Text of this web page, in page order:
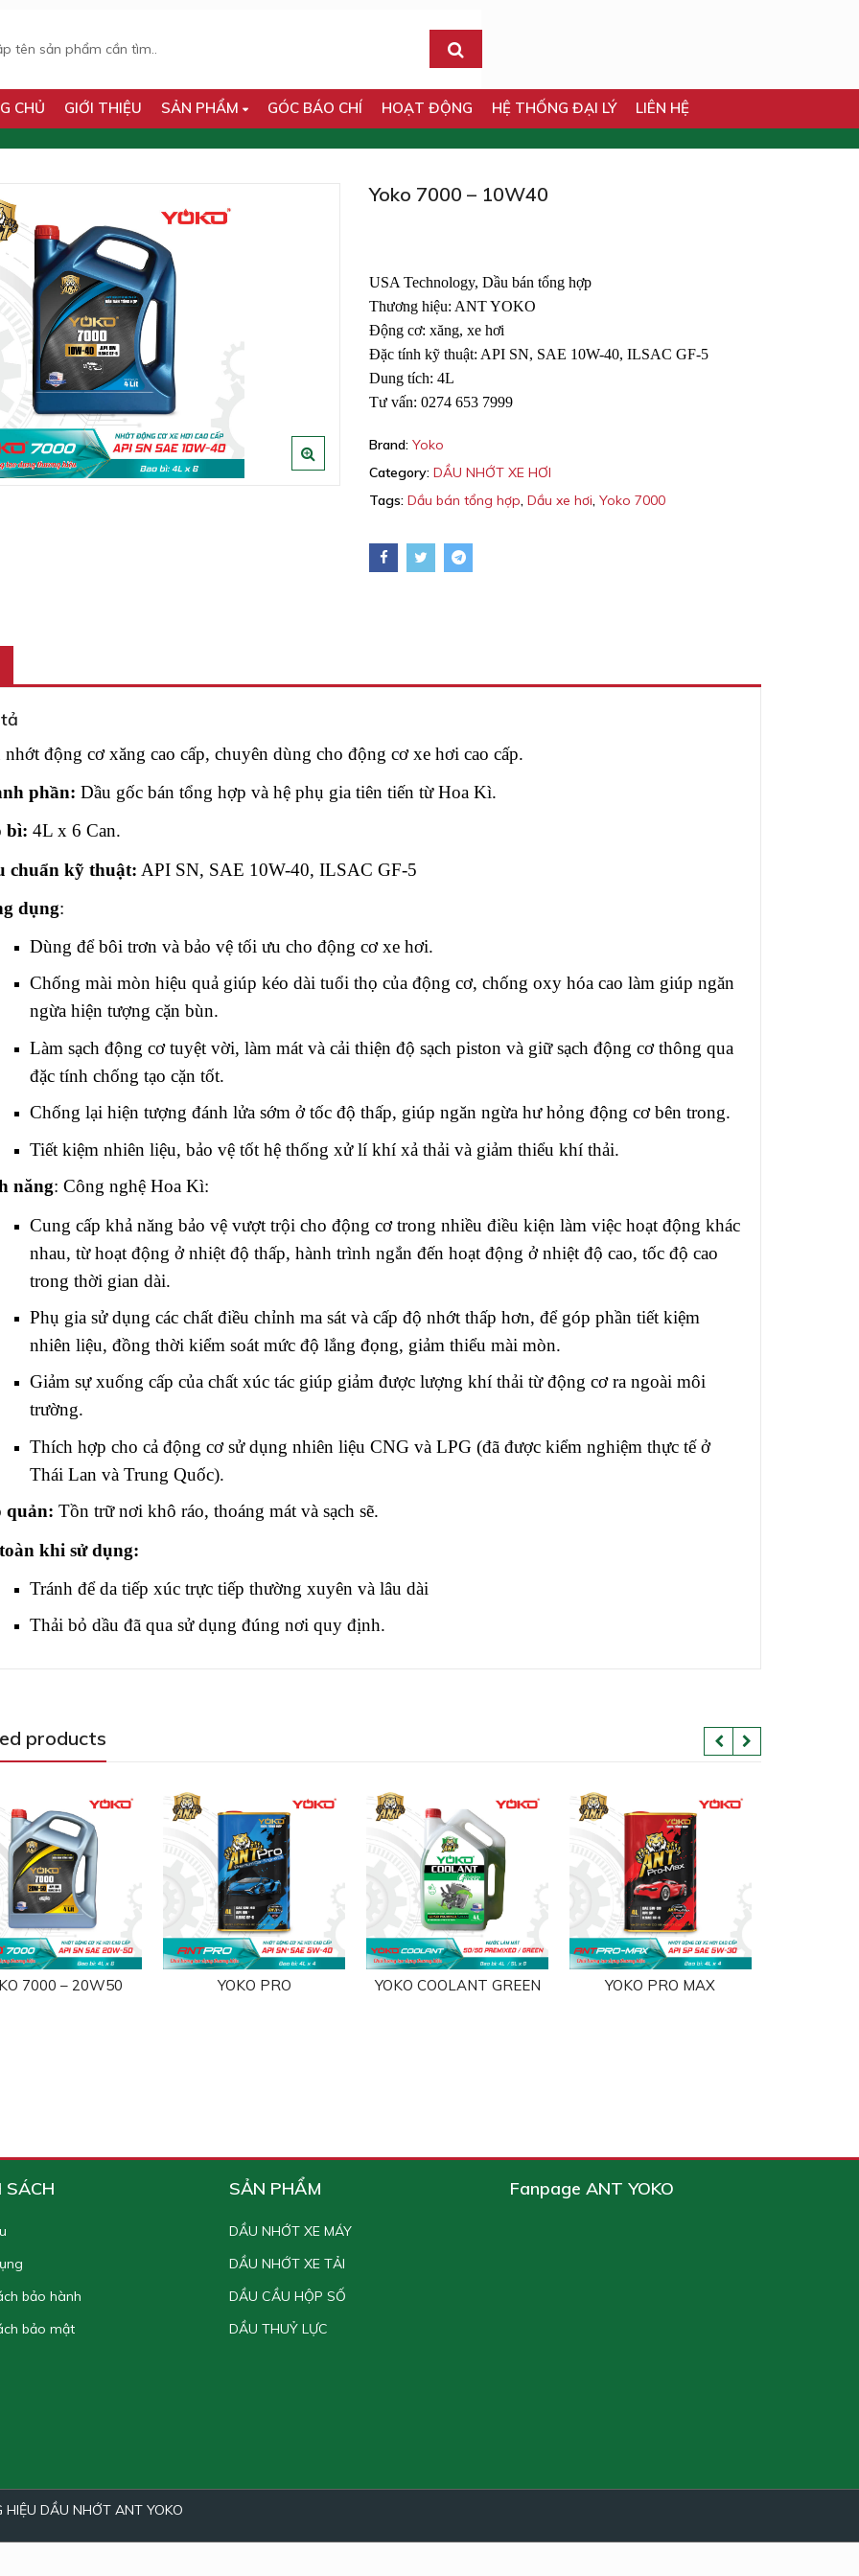
CHỦ GIỚI THIỆU SẢN PHẨM GÓC BÁO CHÍ HOẠT ĐỘNG HỆ THỐNG ĐẠI LÝ LIÊN HỆ
Yoko 7000 – 10W40
USA Technology, Dầu bán tổng hợp
Thương hiệu: ANT YOKO
Động cơ: xăng, xe hơi
Đặc tính kỹ thuật: API SN, SAE 10W-40, ILSAC GF-5
Dung tích: 4L
Tư vấn: 0274 653 7999
Brand:Yoko
Category:DẦU NHỚT XE HƠI
Tags:Dầu bán tổng hợp,Dầu xe hơi,Yoko 7000
nhớt động cơ xăng cao cấp, chuyên dùng cho động cơ xe hơi cao cấp.
phần: Dầu gốc bán tổng hợp và hệ phụ gia tiên tiến từ Hoa Kì.
bì: 4L x 6 Can.
chuẩn kỹ thuật: API SN, SAE 10W-40, ILSAC GF-5
dụng:
Dùng để bôi trơn và bảo vệ tối ưu cho động cơ xe hơi.
Chống mài mòn hiệu quả giúp kéo dài tuổi thọ của động cơ, chống oxy hóa cao làm giúp ngăn
ngừa hiện tượng cặn bùn.
Làm sạch động cơ tuyệt vời, làm mát và cải thiện độ sạch piston và giữ sạch động cơ thông qua
đặc tính chống tạo cặn tốt.
Chống lại hiện tượng đánh lửa sớm ở tốc độ thấp, giúp ngăn ngừa hư hỏng động cơ bên trong.
Tiết kiệm nhiên liệu, bảo vệ tốt hệ thống xử lí khí xả thải và giảm thiểu khí thải.
năng: Công nghệ Hoa Kì:
Cung cấp khả năng bảo vệ vượt trội cho động cơ trong nhiều điều kiện làm việc hoạt động khác
nhau, từ hoạt động ở nhiệt độ thấp, hành trình ngắn đến hoạt động ở nhiệt độ cao, tốc độ cao
trong thời gian dài.
Phụ gia sử dụng các chất điều chỉnh ma sát và cấp độ nhớt thấp hơn, để góp phần tiết kiệm
nhiên liệu, đồng thời kiểm soát mức độ lắng đọng, giảm thiểu mài mòn.
Giảm sự xuống cấp của chất xúc tác giúp giảm được lượng khí thải từ động cơ ra ngoài môi
trường.
Thích hợp cho cả động cơ sử dụng nhiên liệu CNG và LPG (đã được kiểm nghiệm thực tế ở
Thái Lan và Trung Quốc).
quản: Tồn trữ nơi khô ráo, thoáng mát và sạch sẽ.
khi sử dụng:
Tránh để da tiếp xúc trực tiếp thường xuyên và lâu dài
Thải bỏ dầu đã qua sử dụng đúng nơi quy định.
products
7000 – 20W50 YOKO PRO YOKO COOLANT GREEN YOKO PRO MAX
R.P.O P140
Gear Oil EP 150
Yoko Pro Max
Yoko 7000 - 20W50
SÁCH
bảo hành
bảo mật
SẢN PHẨM
DẦU NHỚT XE MÁY
DẦU NHỚT XE TẢI
DẦU CẦU HỘP SỐ
DẦU THUỶ LỰC
Fanpage ANT YOKO
DẦU NHỚT ANT YOKO